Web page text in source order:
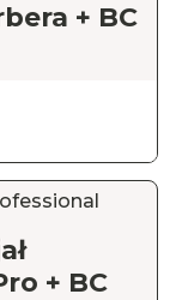
+ BC
+ BC